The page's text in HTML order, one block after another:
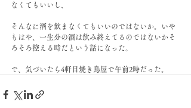
なくてもいいし、
そんなに酒を飲まなくてもいいのではないか。いや
もはや、一生分の酒は飲み終えてるのではないかそ
ろそろ控える時だという話になった。
で、気づいたら4軒目焼き鳥屋で午前2時だった。